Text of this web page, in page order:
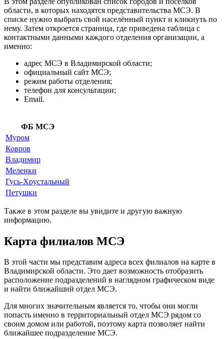
области, в которых находятся представительства МСЭ. В
списке нужно выбрать свой населённый пункт и кликнуть по
нему. Затем откроется страница, где приведена таблица с
контактными данными каждого отделения организации, а
именно:
адрес МСЭ в Владимирской области;
официальный сайт МСЭ;
режим работы отделения;
телефон для консультации;
Email.
ФБ МСЭ
Муром
Ковров
Владимир
Меленки
Гусь-Хрустальный
Петушки
Также в этом разделе вы увидите и другую важную
информацию.
Карта филиалов МСЭ
В этой части мы представим адреса всех филиалов на карте в
Владимирской области. Это дает возможность отобразить
расположение подразделений в наглядном графическом виде
и найти ближайший отдел МСЭ.
Для многих значительным является то, чтобы они могли
попасть именно в территориальный отдел МСЭ рядом со
своим домом или работой, поэтому карта позволяет найти
ближайшее подразделение МСЭ.